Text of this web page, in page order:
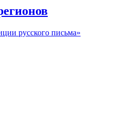
русского письма»